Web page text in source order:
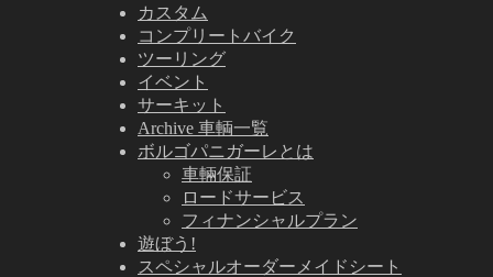
カスタム
コンプリートバイク
ツーリング
イベント
サーキット
Archive 車輌一覧
ボルゴパニガーレとは
車輛保証
ロードサービス
フィナンシャルプラン
遊ぼう!
スペシャルオーダーメイドシート